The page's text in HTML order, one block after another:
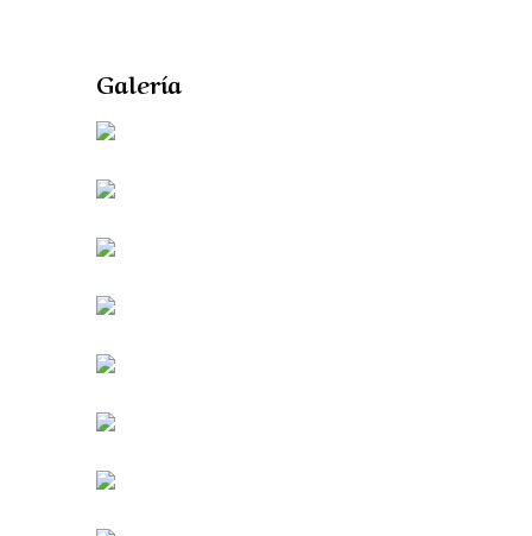
Galería